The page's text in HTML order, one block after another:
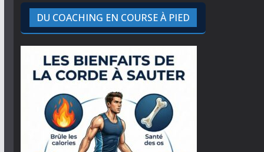
DU COACHING EN COURSE À PIED